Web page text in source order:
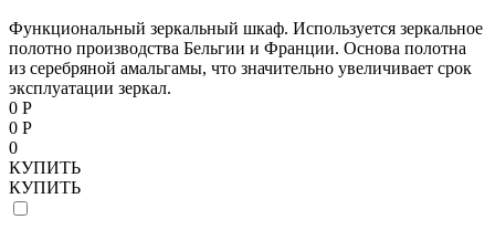
Функциональный зеркальный шкаф. Используется зеркальное
полотно производства Бельгии и Франции. Основа полотна
из серебряной амальгамы, что значительно увеличивает срок
эксплуатации зеркал.
0 Р
0 Р
0
КУПИТЬ
КУПИТЬ